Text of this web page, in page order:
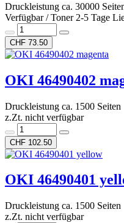
Druckleistung ca. 30000
Verfügbar / Toner 2-5 Tage
CHF 73.50
OKI 46490402
Druckleistung ca. 1500 Seiten
z.Zt. nicht verfügbar
CHF 102.50
OKI 46490401
Druckleistung ca. 1500 Seiten
z.Zt. nicht verfügbar